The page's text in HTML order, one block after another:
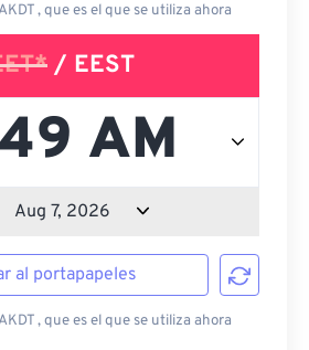
, que es el que se utiliza ahora
/ EEST
al portapapeles
, que es el que se utiliza ahora